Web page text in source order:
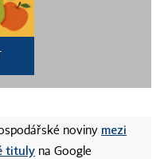
noviny mezi
tituly na Google